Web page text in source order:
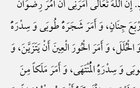
إِنَّ اللَّهَ تَعَالَی أَمَرَنِی أَنْ آمُرَ رِضْوَانَ
جِنَانٍ، وَ أَمَرَ شَجَرَهًَْ طُوبَی وَ سِدْرَهًَْ
الْحُلَلَ، وَ أَمَرَ الْحُورَ الْعِینَ أَنْ یَتَزَیَّنَ، وَ
وَ سِدْرَهًِْ الْمُنْتَهَی، وَ أَمَرَ مَلَکاً مِنَ